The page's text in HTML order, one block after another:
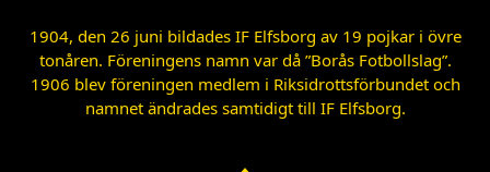
1904, den 26 juni bildades IF Elfsborg av 19 pojkar i övre
tonåren. Föreningens namn var då ”Borås Fotbollslag”.
1906 blev föreningen medlem i Riksidrottsförbundet och
namnet ändrades samtidigt till IF Elfsborg.